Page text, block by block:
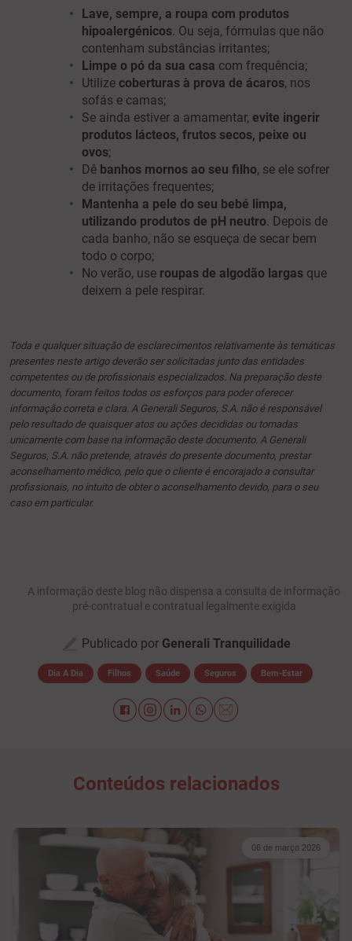
Lave, sempre, a roupa com produtos
hipoalergénicos. Ou seja, fórmulas que não
contenham substâncias irritantes;
Limpe o pó da sua casa com frequência;
Utilize coberturas à prova de ácaros, nos
sofás e camas;
Se ainda estiver a amamentar, evite ingerir
produtos lácteos, frutos secos, peixe ou
ovos;
Dê banhos mornos ao seu filho, se ele sofrer
de irritações frequentes;
Mantenha a pele do seu bebé limpa,
utilizando produtos de pH neutro. Depois de
cada banho, não se esqueça de secar bem
todo o corpo;
No verão, use roupas de algodão largas que
deixem a pele respirar.
Toda e qualquer situação de esclarecimentos relativamente às temáticas
presentes neste artigo deverão ser solicitadas junto das entidades
competentes ou de profissionais especializados. Na preparação deste
documento, foram feitos todos os esforços para poder oferecer
informação correta e clara. A Generali Seguros, S.A. não é responsável
pelo resultado de quaisquer atos ou ações decididas ou tomadas
unicamente com base na informação deste documento. A Generali
Seguros, S.A. não pretende, através do presente documento, prestar
aconselhamento médico, pelo que o cliente é encorajado a consultar
profissionais, no intuito de obter o aconselhamento devido, para o seu
caso em particular.
A informação deste blog não dispensa a consulta de informação
pré-contratual e contratual legalmente exigida
Publicado por Generali Tranquilidade
Dia A Dia Filhos Saúde Seguros Bem-Estar
Conteúdos relacionados
06 de março 2026